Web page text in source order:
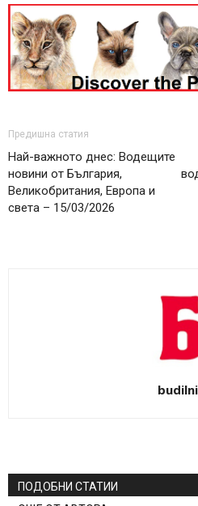
Предишна статия
Най-важното днес: Водещите
новини от България,
Великобритания, Европа и
света – 15/03/2026
ПОДОБНИ СТАТИИ